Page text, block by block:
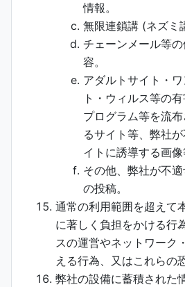
情報。
無限連鎖講 (ネズミ
チェーンメール等
容。
アダルトサイト・
ト・ウィルス等の
プログラム等を流
るサイト等、弊社
イトに誘導する画像
その他、弊社が不
の投稿。
通常の利用範囲を超えて
に著しく負担をかける行
スの運営やネットワーク
える行為、又はこれらの
弊社の設備に蓄積された